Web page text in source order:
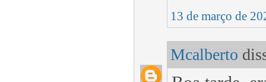
13 de março de
Mcalberto